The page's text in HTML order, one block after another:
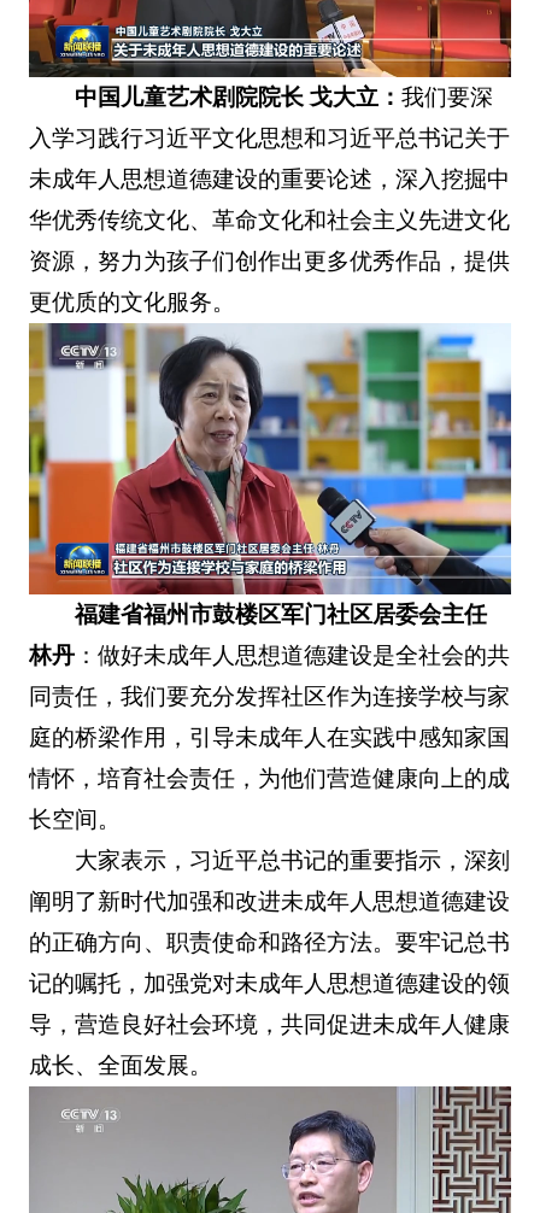
中国儿童艺术剧院院长 戈大立：我们要深
入学习践行习近平文化思想和习近平总书记关于
未成年人思想道德建设的重要论述，深入挖掘中
华优秀传统文化、革命文化和社会主义先进文化
资源，努力为孩子们创作出更多优秀作品，提供
更优质的文化服务。
福建省福州市鼓楼区军门社区居委会主任
林丹：做好未成年人思想道德建设是全社会的共
同责任，我们要充分发挥社区作为连接学校与家
庭的桥梁作用，引导未成年人在实践中感知家国
情怀，培育社会责任，为他们营造健康向上的成
长空间。
大家表示，习近平总书记的重要指示，深刻
阐明了新时代加强和改进未成年人思想道德建设
的正确方向、职责使命和路径方法。要牢记总书
记的嘱托，加强党对未成年人思想道德建设的领
导，营造良好社会环境，共同促进未成年人健康
成长、全面发展。